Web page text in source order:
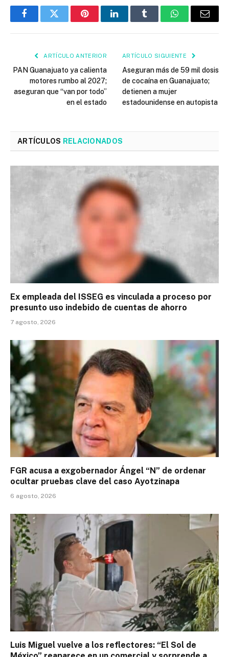
FacebookTwitter PinterestLinkedInTumblr WhatsAppEmail
ARTÍCULO ANTERIOR
PAN Guanajuato ya calienta
motores rumbo al 2027;
aseguran que “van por todo”
en el estado
ARTÍCULO SIGUIENTE
Aseguran más de 59 mil dosis
de cocaína en Guanajuato;
detienen a mujer
estadounidense en autopista
ARTÍCULOS RELACIONADOS
Ex empleada del ISSEG es vinculada a proceso por
presunto uso indebido de cuentas de ahorro
7 agosto, 2026
FGR acusa a exgobernador Ángel “N” de ordenar
ocultar pruebas clave del caso Ayotzinapa
6 agosto, 2026
Luis Miguel vuelve a los reflectores: “El Sol de